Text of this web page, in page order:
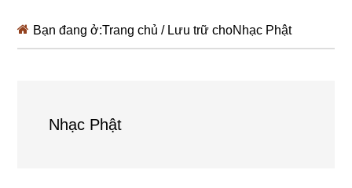
Bạn đang ở:Trang chủ /Lưu trữ choNhạc Phật
Nhạc Phật